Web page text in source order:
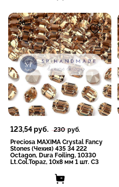
123,54руб. 230руб.
Preciosa MAXIMA Crystal Fancy
Stones (Чехия) 435 34 222
Octagon, Dura Foiling, 10330
Lt.Col.Topaz, 10x8 мм 1 шт. СЗ
-46%